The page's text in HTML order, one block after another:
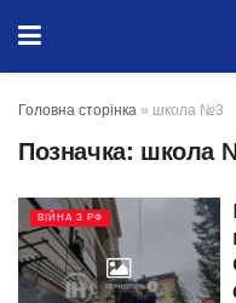
Головна сторінка » школа №3
Позначка: школа
ВІЙНА З РФ